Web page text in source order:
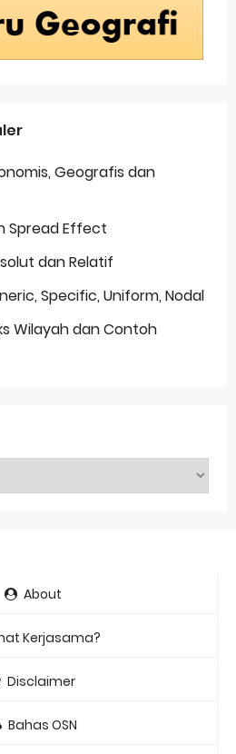
Geografis dan
Spread Effect
dan Relatif
Specific, Uniform, Nodal
Wilayah dan Contoh
About
Kerjasama?
Disclaimer
Bahas OSN